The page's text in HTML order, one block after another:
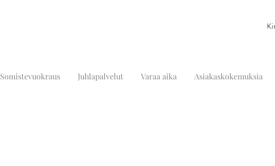
Somistevuokraus Juhlapalvelut Varaa aika Asiakaskokemuksia